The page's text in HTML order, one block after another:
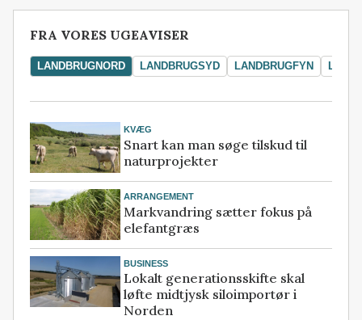
FRA VORES UGEAVISER
LANDBRUGNORD LANDBRUGSYD LANDBRUGFYN
KVÆG
Snart kan man søge tilskud til
naturprojekter
ARRANGEMENT
Markvandring sætter fokus på
elefantgræs
BUSINESS
Lokalt generationsskifte skal
løfte midtjysk siloimportør i
Norden